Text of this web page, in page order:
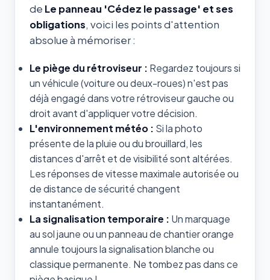
de Le panneau 'Cédez le passage' et ses
obligations, voici les points d'attention
absolue à mémoriser :
Le piège du rétroviseur : Regardez toujours si
un véhicule (voiture ou deux-roues) n'est pas
déjà engagé dans votre rétroviseur gauche ou
droit avant d'appliquer votre décision.
L'environnement météo : Si la photo
présente de la pluie ou du brouillard, les
distances d'arrêt et de visibilité sont altérées.
Les réponses de vitesse maximale autorisée ou
de distance de sécurité changent
instantanément.
La signalisation temporaire : Un marquage
au sol jaune ou un panneau de chantier orange
annule toujours la signalisation blanche ou
classique permanente. Ne tombez pas dans ce